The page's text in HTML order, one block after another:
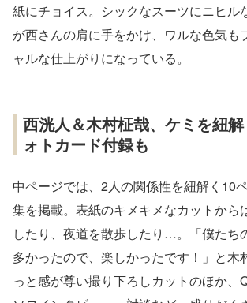
紙にチョイス。シックなスーツにニヒル
が西さんの肩に手をかけ、ワルな色気も
ャルな仕上がりになっている。
西洸人＆木村柾哉、ケミを紐
ォトカード付録も
中ページでは、2人の関係性を紐解く10
集を掲載。表紙のキメキメなカットから
したり、夜道を散歩したり…。「僕たち
多かったので、楽しかったです！」と木
っと感が尊い撮り下ろしカットのほか、